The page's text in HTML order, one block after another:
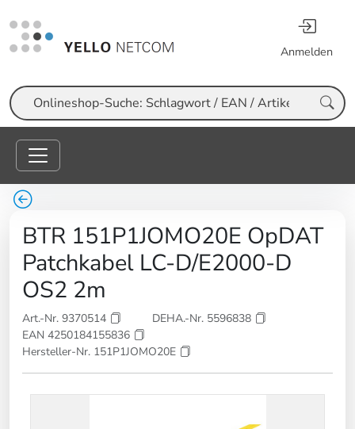
Anmelden
Suche
BTR 151P1JOMO20E OpDAT
Patchkabel LC-D/E2000-D
OS2 2m
Art.-Nr. 9370514
DEHA.-Nr. 5596838
EAN 4250184155836
Hersteller-Nr. 151P1JOMO20E